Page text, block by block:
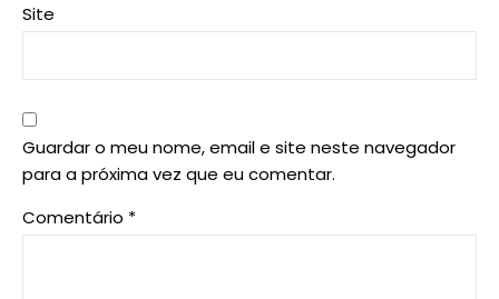
Site
Guardar o meu nome, email e site neste navegador
para a próxima vez que eu comentar.
Comentário *